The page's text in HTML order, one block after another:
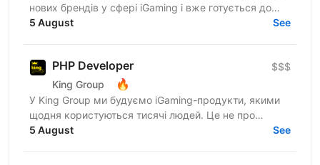
нових брендів у сфері iGaming і вже готується до
запуску ще кількох. Саме тому ми шукаємо PHP...
5 August See
PHP Developer
King Group 🔥
$$$
У King Group ми будуємо iGaming-продукти, якими
щодня користуються тисячі людей. Це не про
«підтримку легасі» — це про складну логіку, high-
5 August See